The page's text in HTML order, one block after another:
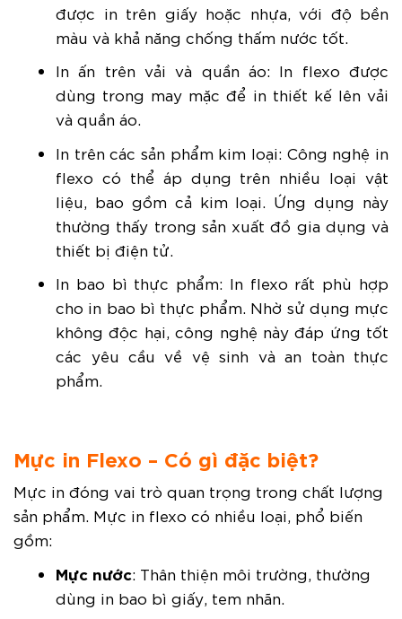
được in trên giấy hoặc nhựa, với độ bền
màu và khả năng chống thấm nước tốt.
In ấn trên vải và quần áo: In flexo được
dùng trong may mặc để in thiết kế lên vải
và quần áo.
In trên các sản phẩm kim loại: Công nghệ in
flexo có thể áp dụng trên nhiều loại vật
liệu, bao gồm cả kim loại. Ứng dụng này
thường thấy trong sản xuất đồ gia dụng và
thiết bị điện tử.
In bao bì thực phẩm: In flexo rất phù hợp
cho in bao bì thực phẩm. Nhờ sử dụng mực
không độc hại, công nghệ này đáp ứng tốt
các yêu cầu về vệ sinh và an toàn thực
phẩm.
Mực in Flexo – Có gì đặc biệt?
Mực in đóng vai trò quan trọng trong chất lượng
sản phẩm. Mực in flexo có nhiều loại, phổ biến
gồm:
Mực nước: Thân thiện môi trường, thường
dùng in bao bì giấy, tem nhãn.